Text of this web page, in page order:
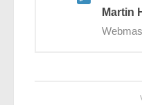
Martin